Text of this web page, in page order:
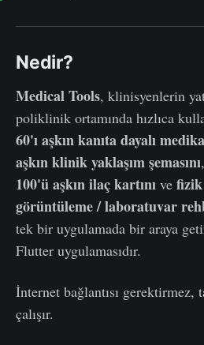
Nedir?
Medical Tools, klinisyenlerin
poliklinik ortamında hızlıca
60'ı aşkın kanıta dayalı
aşkın klinik yaklaşım şemasını,
100'ü aşkın ilaç kartını ve fizik
görüntüleme / laboratuvar
tek bir uygulamada bir araya
Flutter uygulamasıdır.
İnternet bağlantısı gerektirmez,
çalışır.